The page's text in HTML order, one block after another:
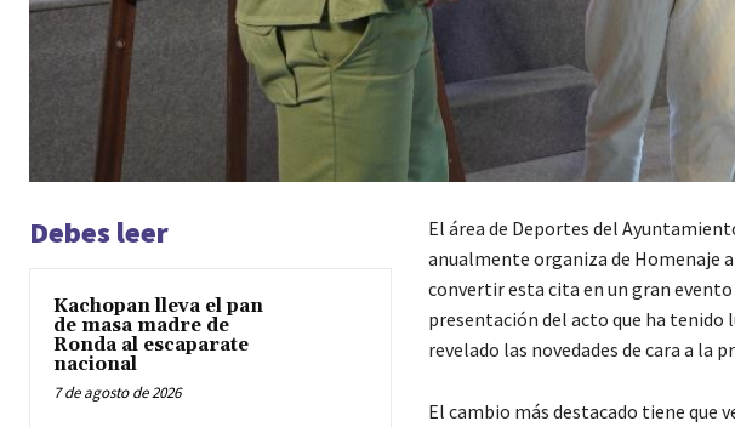
Debes leer
Kachopan lleva el pan
de masa madre de
Ronda al escaparate
nacional
7 de agosto de 2026
El área de Deportes del
anualmente organiza de Homenaje
convertir esta cita en un gran
presentación del acto que ha tenido
revelado las novedades de cara a la
El cambio más destacado tiene que